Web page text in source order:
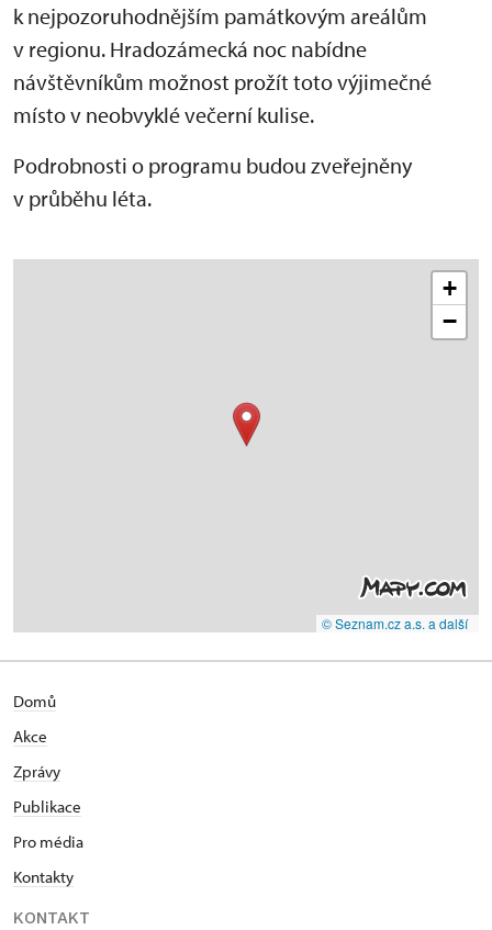
k nejpozoruhodnějším památkovým areálům
v regionu. Hradozámecká noc nabídne
návštěvníkům možnost prožít toto výjimečné
místo v neobvyklé večerní kulise.
Podrobnosti o programu budou zveřejněny
v průběhu léta.
+
−
© Seznam.cz a.s. a další
Domů
Akce
Zprávy
Publikace
Pro média
Kontakty
KONTAKT